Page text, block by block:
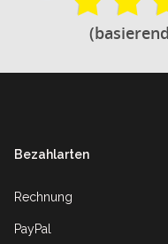
Bezahlarten
Rechnung
PayPal